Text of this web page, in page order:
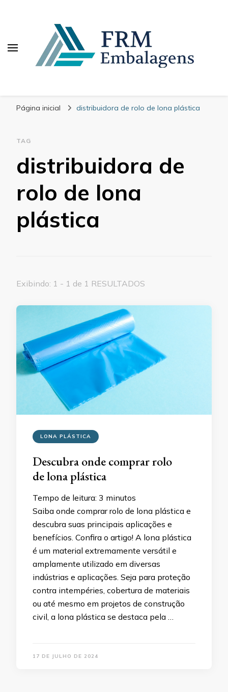
Página inicial distribuidora de rolo de lona plástica
TAG
distribuidora de
rolo de lona
plástica
Exibindo: 1 - 1 de 1 RESULTADOS
LONA PLÁSTICA
Descubra onde comprar rolo
de lona plástica
Tempo de leitura: 3 minutos
Saiba onde comprar rolo de lona plástica e
descubra suas principais aplicações e
benefícios. Confira o artigo! A lona plástica
é um material extremamente versátil e
amplamente utilizado em diversas
indústrias e aplicações. Seja para proteção
contra intempéries, cobertura de materiais
ou até mesmo em projetos de construção
civil, a lona plástica se destaca pela …
17 DE JULHO DE 2024